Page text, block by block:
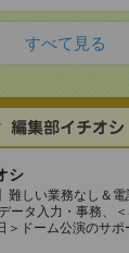
すべて見る
シ
難しい業務なし＆
ータ入力・事務、
＞ドーム公演のサポ